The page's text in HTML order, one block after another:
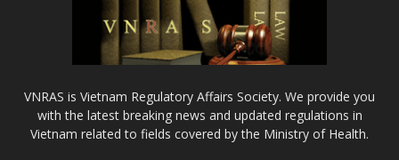
VNRAS is Vietnam Regulatory Affairs Society. We provide you
with the latest breaking news and updated regulations in
Vietnam related to fields covered by the Ministry of Health.